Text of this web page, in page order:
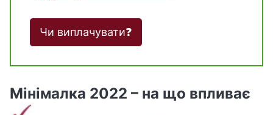
Чи виплачувати❓
Мінімалка 2022 – на що впливає